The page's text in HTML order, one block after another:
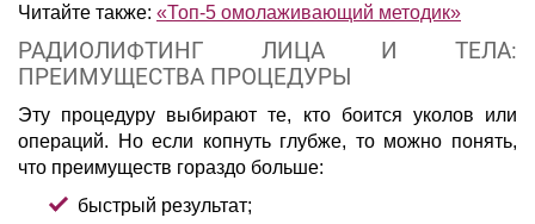
Читайте также: «Топ-5 омолаживающий методик»
РАДИОЛИФТИНГ ЛИЦА И ТЕЛА:
ПРЕИМУЩЕСТВА ПРОЦЕДУРЫ
Эту процедуру выбирают те, кто боится уколов или
операций. Но если копнуть глубже, то можно понять,
что преимуществ гораздо больше:
быстрый результат;